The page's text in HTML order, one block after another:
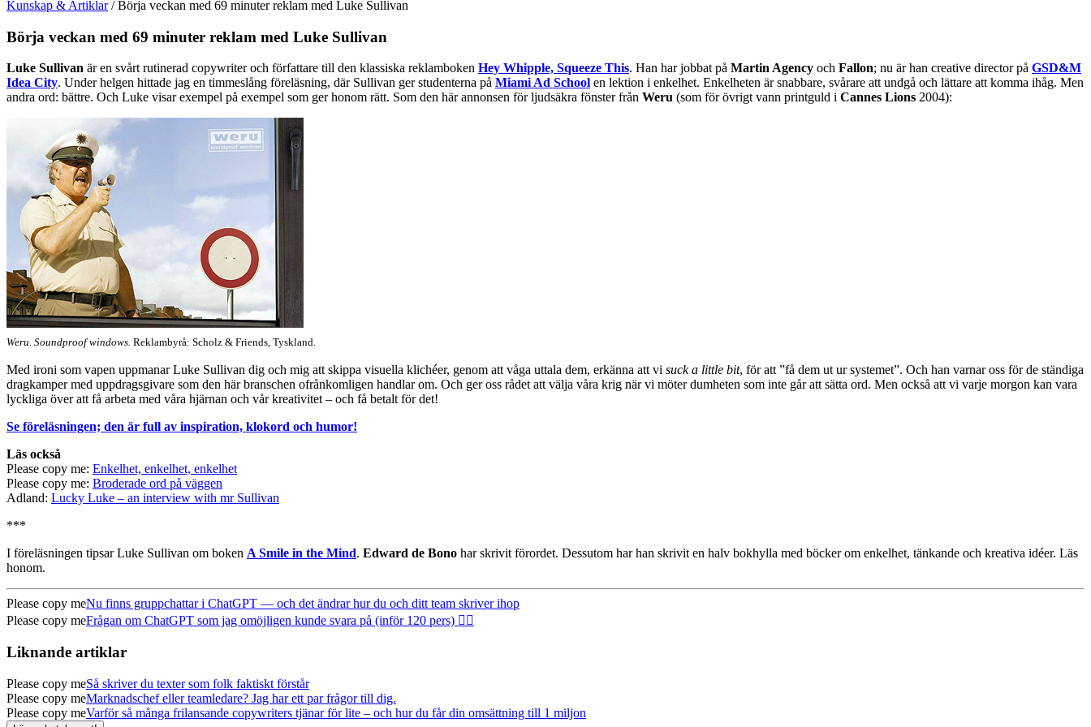
Kunskap & Artiklar/Börja veckan med 69 minuter reklam med Luke Sullivan
Börja veckan med 69 minuter reklam med Luke Sullivan
Luke Sullivan är en svårt rutinerad copywriter och författare till den klassiska reklamboken Hey Whipple, Squeeze This. Han har jobbat på Martin Agency och Fallon; nu är han creative director på GSD&M
Idea City. Under helgen hittade jag en timmeslång föreläsning, där Sullivan ger studenterna på Miami Ad School en lektion i enkelhet. Enkelheten är snabbare, svårare att undgå och lättare att komma ihåg. Men
andra ord: bättre. Och Luke visar exempel på exempel som ger honom rätt. Som den här annonsen för ljudsäkra fönster från Weru (som för övrigt vann printguld i Cannes Lions 2004):
Weru. Soundproof windows. Reklambyrå: Scholz & Friends, Tyskland.
Med ironi som vapen uppmanar Luke Sullivan dig och mig att skippa visuella klichéer, genom att våga uttala dem, erkänna att vi suck a little bit, för att ”få dem ut ur systemet”. Och han varnar oss för de ständiga
dragkamper med uppdragsgivare som den här branschen ofrånkomligen handlar om. Och ger oss rådet att välja våra krig när vi möter dumheten som inte går att sätta ord. Men också att vi varje morgon kan vara
lyckliga över att få arbeta med våra hjärnan och vår kreativitet – och få betalt för det!
Se föreläsningen; den är full av inspiration, klokord och humor!
Läs också
Please copy me: Enkelhet, enkelhet, enkelhet
Please copy me: Broderade ord på väggen
Adland: Lucky Luke – an interview with mr Sullivan
***
I föreläsningen tipsar Luke Sullivan om boken A Smile in the Mind. Edward de Bono har skrivit förordet. Dessutom har han skrivit en halv bokhylla med böcker om enkelhet, tänkande och kreativa idéer. Läs
honom.
Please copy meNu finns gruppchattar i ChatGPT — och det ändrar hur du och ditt team skriver ihop
Please copy meFrågan om ChatGPT som jag omöjligen kunde svara på (inför 120 pers) 🤦‍♂️
Liknande artiklar
Please copy meSå skriver du texter som folk faktiskt förstår
Please copy meMarknadschef eller teamledare? Jag har ett par frågor till dig.
Please copy meVarför så många frilansande copywriters tjänar för lite – och hur du får din omsättning till 1 miljon